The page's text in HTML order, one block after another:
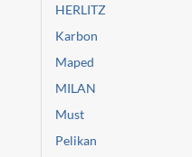
HERLITZ
Karbon
Maped
MILAN
Must
Pelikan